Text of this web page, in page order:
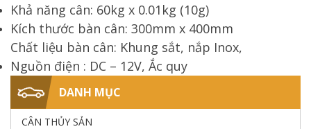
Khả năng cân: 60kg x 0.01kg (10g)
Kích thước bàn cân: 300mm x 400mm
Chất liệu bàn cân: Khung sắt, nắp Inox,
Nguồn điện : DC – 12V, Ắc quy
DANH MỤC
CÂN THỦY SẢN